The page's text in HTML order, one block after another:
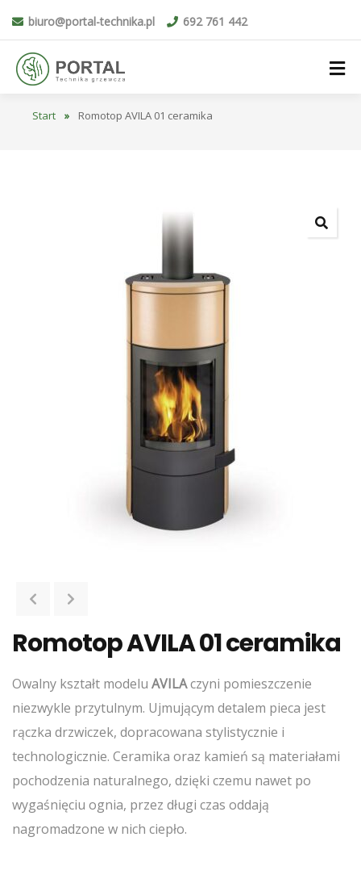
biuro@portal-technika.pl 692 761 442
Start » Romotop AVILA 01 ceramika
Romotop AVILA 01 ceramika
Owalny kształt modelu AVILAczyni pomieszczenie
niezwykle przytulnym. Ujmującym detalem pieca jest
rączka drzwiczek, dopracowana stylistycznie i
technologicznie. Ceramika oraz kamień są materiałami
pochodzenia naturalnego, dzięki czemu nawet po
wygaśnięciu ognia, przez długi czas oddają
nagromadzone w nich ciepło.